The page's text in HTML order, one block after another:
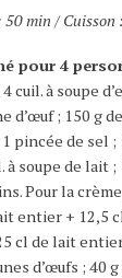
min / Cuisson
pour 4
cuil. à soupe
d’œuf ; 150 g
pincée de sel
soupe de lait ;
Pour la
entier + 12,5
cl de lait
d’œufs ; 40